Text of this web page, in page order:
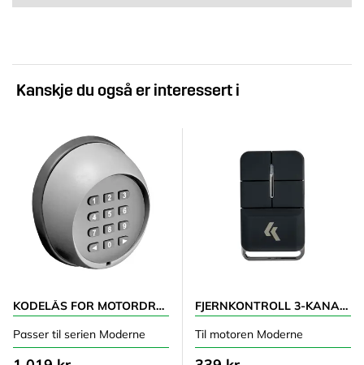
Kanskje du også er interessert i
KODELÅS FOR MOTORDREVET PORT
Passer til serien Moderne
FJERNKONTROLL 3-KANALER
Til motoren Moderne